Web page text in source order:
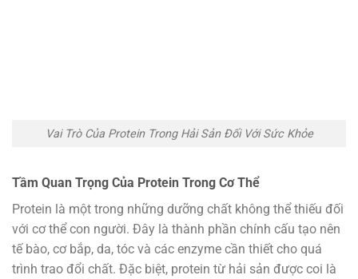
Vai Trò Của Protein Trong Hải Sản Đối Với Sức Khỏe
Tầm Quan Trọng Của Protein Trong Cơ Thể
Protein là một trong những dưỡng chất không thể thiếu đối
với cơ thể con người. Đây là thành phần chính cấu tạo nên
tế bào, cơ bắp, da, tóc và các enzyme cần thiết cho quá
trình trao đổi chất. Đặc biệt, protein từ hải sản được coi là